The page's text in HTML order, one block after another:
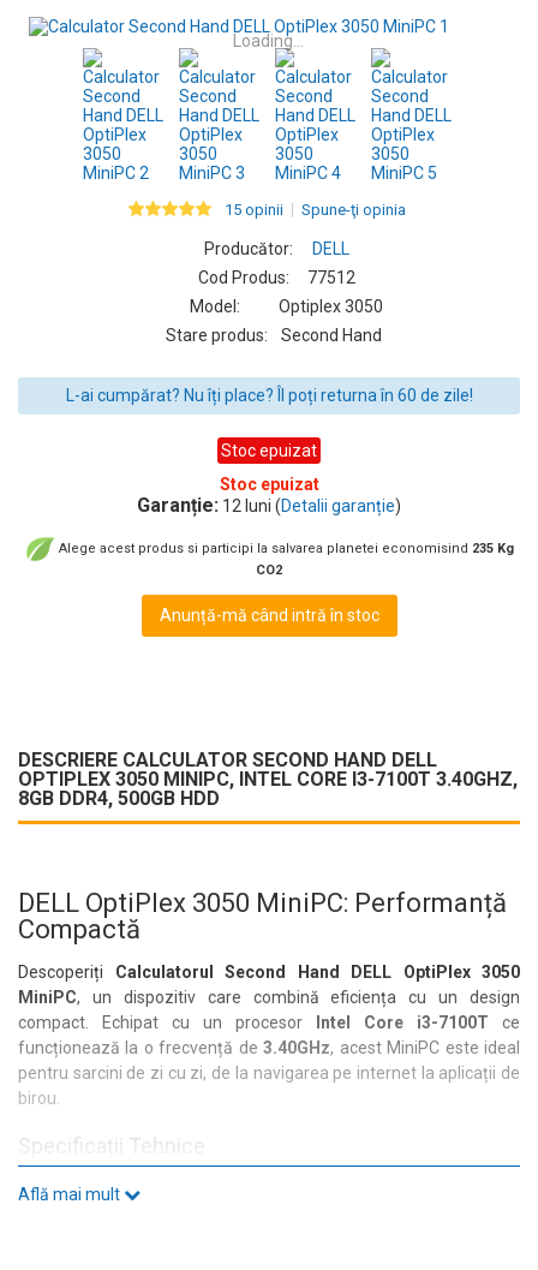
Loading...
15 opinii Spune-ţi opinia
Producător:
DELL
Cod Produs:
77512
Model:
Optiplex 3050
Stare produs:
Second Hand
L-ai cumpărat? Nu îți place? Îl poți returna în 60 de zile!
Stoc epuizat
Stoc epuizat
Garanție: 12 luni (Detalii garanție)
Alege acest produs si participi la salvarea planetei economisind 235 Kg
CO2
Anunță-mă când intră în stoc
DESCRIERE CALCULATOR SECOND HAND DELL
OPTIPLEX 3050 MINIPC, INTEL CORE I3-7100T 3.40GHZ,
8GB DDR4, 500GB HDD
DELL OptiPlex 3050 MiniPC: Performanță
Compactă
Descoperiți Calculatorul Second Hand DELL OptiPlex 3050
MiniPC, un dispozitiv care combină eficiența cu un design
compact. Echipat cu un procesor
Intel Core i3-7100T ce
funcționează la o frecvență de3.40GHz, acest MiniPC este ideal
pentru sarcini de zi cu zi, de la navigarea pe internet la aplicații de
birou.
Specificații Tehnice
Cu8GB DDR4 RAM
Află mai mult